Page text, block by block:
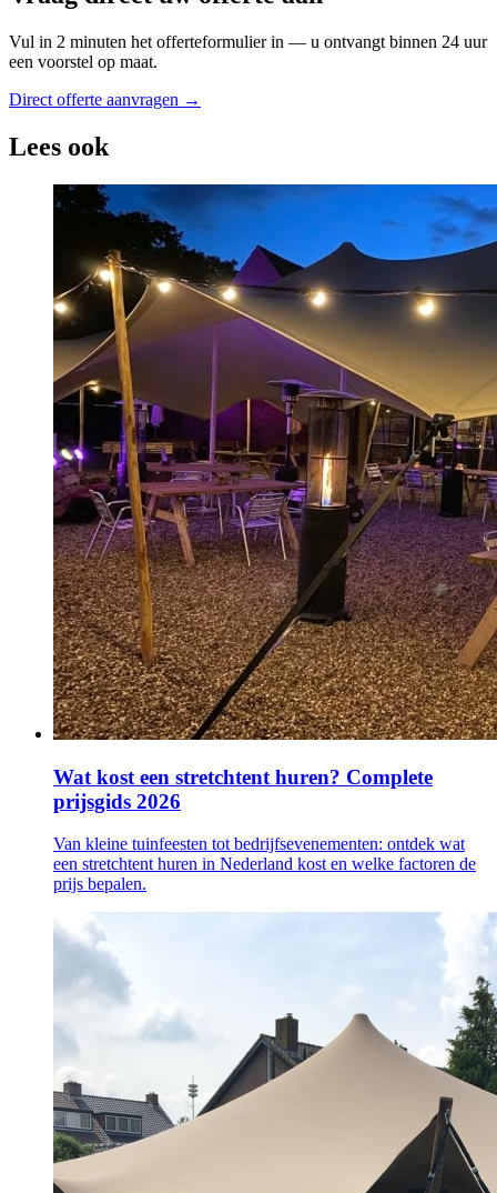
Vul in 2 minuten het offerteformulier in — u ontvangt binnen 24 uur
een voorstel op maat.
Direct offerte aanvragen →
Lees ook
Wat kost een stretchtent huren? Complete
prijsgids 2026
Van kleine tuinfeesten tot bedrijfsevenementen: ontdek wat
een stretchtent huren in Nederland kost en welke factoren de
prijs bepalen.